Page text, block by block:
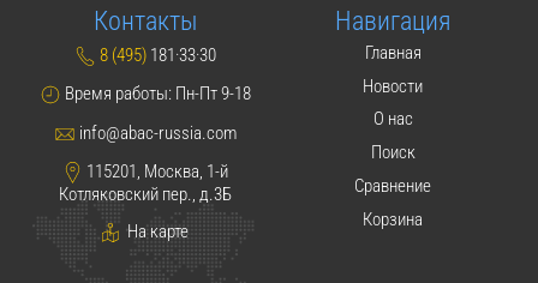
Контакты
8 (495) 181·33·30
Время работы: Пн-Пт 9-18
info@abac-russia.com
115201, Москва, 1-й
Котляковский пер., д.3Б
На карте
Навигация
Главная
Новости
О нас
Поиск
Сравнение
Корзина